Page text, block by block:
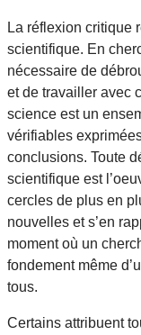
La réflexion critique
scientifique. En
nécessaire de
et de travailler avec
science est un
vérifiables
conclusions. Toute
scientifique est
cercles de plus en
nouvelles et s’en
moment où un
fondement même
tous.
Certains attribuent